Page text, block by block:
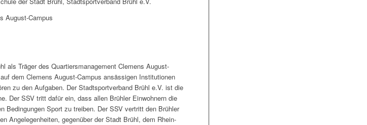
August-Campus
als Träger des Quartiersmanagement Clemens August-
dem Clemens August-Campus ansässigen Institutionen
zu den Aufgaben. Der Stadtsportverband Brühl e.V. ist die
Der SSV tritt dafür ein, dass allen Brühler Einwohnern die
Bedingungen Sport zu treiben. Der SSV vertritt den Brühler
Angelegenheiten, gegenüber der Stadt Brühl, dem Rhein-